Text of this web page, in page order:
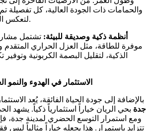
والحمامات ذات الجودة العالية، كل تفصيلة تم
لتعكس الرقي والفخامة.
أنظمة ذكية وصديقة للبيئة: تشتمل
موفرة للطاقة، مثل العزل الحراري المتقدم
الذكية، لتقليل البصمة الكربونية
الاستثمار في الهدوء
بالإضافة إلى جودة الحياة الفائقة، يُعد
جدة بحي الريان خياراً استثمارياً ذكياً. يشهد
ومع استمرار التوسع الحضري لمدينة جدة،
تتزايد باستمرار. هذا يجعله خياراً مثالياً